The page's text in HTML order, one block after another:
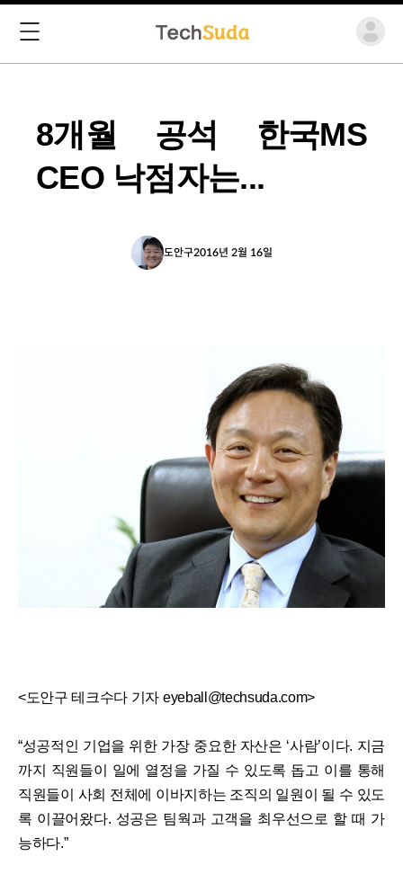
8개월 공석 한국MS
CEO 낙점자는...
도안구2016년 2월 16일
<도안구 테크수다 기자 eyeball@techsuda.com>
“성공적인 기업을 위한 가장 중요한 자산은 ‘사람’이다. 지금
까지 직원들이 일에 열정을 가질 수 있도록 돕고 이를 통해
직원들이 사회 전체에 이바지하는 조직의 일원이 될 수 있도
록 이끌어왔다. 성공은 팀웍과 고객을 최우선으로 할 때 가
능하다.”